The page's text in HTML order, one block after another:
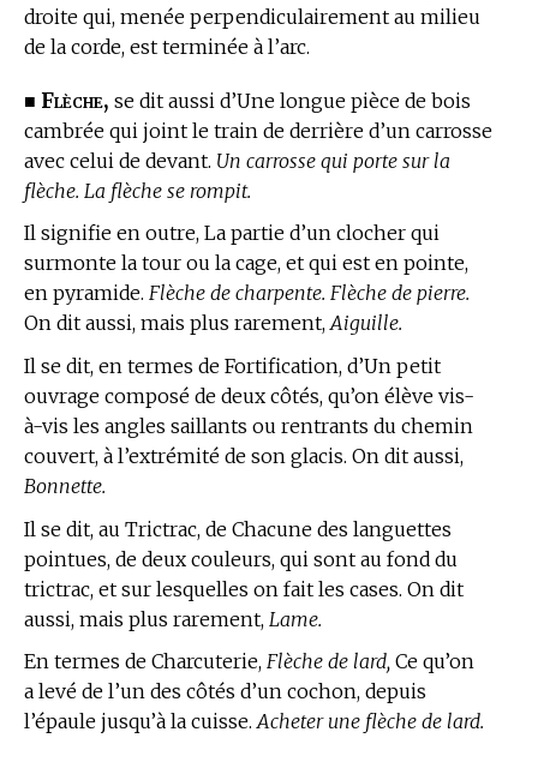
droite qui, menée perpendiculairement au milieu
de la corde, est terminée à l’arc.
■ Flèche, se dit aussi d’Une longue pièce de bois
cambrée qui joint le train de derrière d’un carrosse
avec celui de devant. Un carrosse qui porte sur la
flèche. La flèche se rompit.
Il signifie en outre, La partie d’un clocher qui
surmonte la tour ou la cage, et qui est en pointe,
en pyramide. Flèche de charpente. Flèche de pierre.
On dit aussi, mais plus rarement,Aiguille.
Il se dit, en termes de Fortification, d’Un petit
ouvrage composé de deux côtés, qu’on élève vis-
à-vis les angles saillants ou rentrants du chemin
couvert, à l’extrémité de son glacis. On dit aussi,
Bonnette.
Il se dit, au Trictrac, de Chacune des languettes
pointues, de deux couleurs, qui sont au fond du
trictrac, et sur lesquelles on fait les cases. On dit
aussi, mais plus rarement, Lame.
En termes de Charcuterie, Flèche de lard, Ce qu’on
a levé de l’un des côtés d’un cochon, depuis
l’épaule jusqu’à la cuisse.Acheter une flèche de lard.